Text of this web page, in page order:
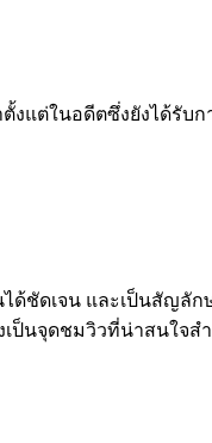
ต่ในอดีตซึ่งยังได้รับก
ชัดเจน และเป็นสัญลั
นจุดชมวิวที่น่าสนใจส